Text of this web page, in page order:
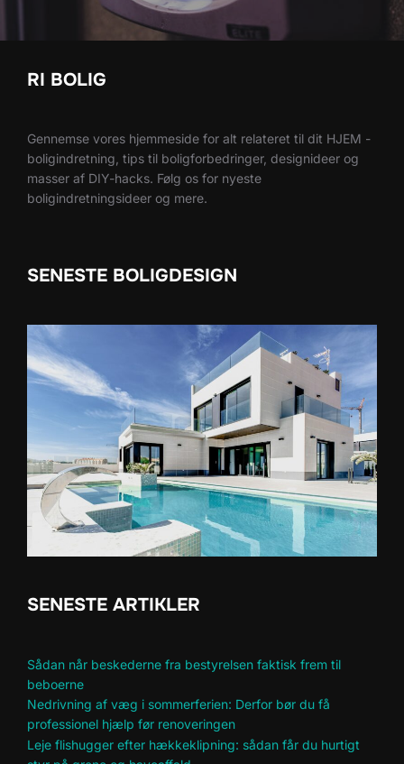
RI BOLIG
Gennemse vores hjemmeside for alt relateret til dit HJEM -
boligindretning, tips til boligforbedringer, designideer og
masser af DIY-hacks. Følg os for nyeste
boligindretningsideer og mere.
SENESTE BOLIGDESIGN
SENESTE ARTIKLER
Sådan når beskederne fra bestyrelsen faktisk frem til
beboerne
Nedrivning af væg i sommerferien: Derfor bør du få
professionel hjælp før renoveringen
Leje flishugger efter hækkeklipning: sådan får du hurtigt